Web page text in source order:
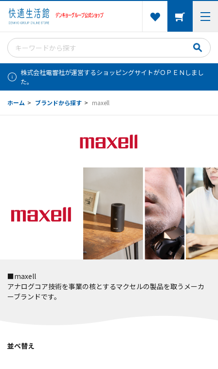
株式会社電響社が運営するショッピングサイトがＯＰＥＮしまし
た。
ホーム > ブランドから探す > maxell
■maxell
アナログコア技術を事業の核とするマクセルの製品を取うメーカ
ーブランドです。
並べ替え